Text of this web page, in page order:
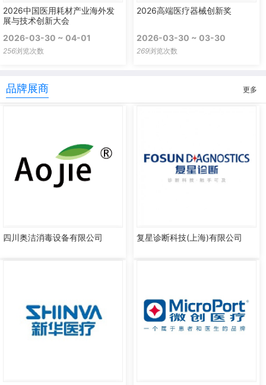
2026中国医用耗材产业海外发
展与技术创新大会
2026-03-30 ~ 04-01
256浏览次数
2026高端医疗器械创新奖
2026-03-30 ~ 03-30
269浏览次数
品牌展商 更多
四川奥洁消毒设备有限公司 复星诊断科技(上海)有限公司